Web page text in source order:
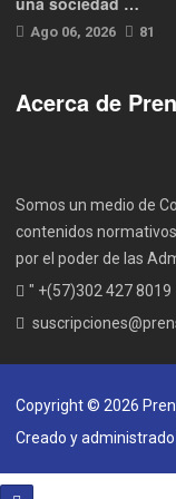
Ago 06, 2026 81
Acerca de
Somos un medio de
contenidos
por el poder de las
" +(57)302 427 8019
Copyright © 2026
Creado y